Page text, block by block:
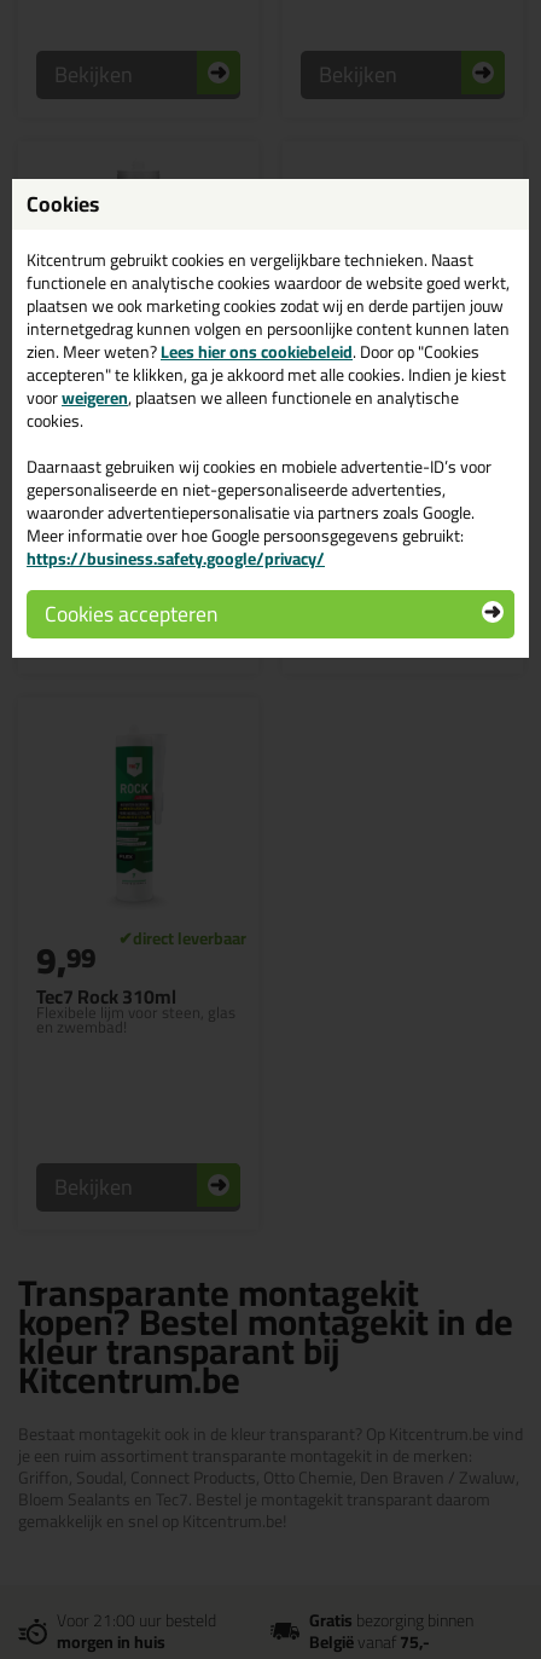
Bekijken Bekijken
Zwaluw Clear Fix koker
290ml
Glasheldere lijm voor gebruik
binnenshuis
6,39
Bekijken
koker
Transparante lijmkit voor
Acrylglas
6,49
Bekijken
Tec7 Rock 310ml
Flexibele lijm voor steen, glas
en zwembad!
9,99
Bekijken
Transparante montagekit
kopen? Bestel montagekit in de
kleur transparant bij
Kitcentrum.be
Bestaat montagekit ook in de kleur transparant? Op Kitcentrum.be vind
je een ruim assortiment transparante montagekit in de merken:
Griffon, Soudal, Connect Products, Otto Chemie, Den Braven / Zwaluw,
Bloem Sealants en Tec7. Bestel je montagekit transparant daarom
gemakkelijk en snel op Kitcentrum.be!
Voor 21:00 uur besteld
morgen in huis
Gratisbezorging binnen
Belgiëvanaf75,-
Cookies
Kitcentrum gebruikt cookies en vergelijkbare technieken. Naast
functionele en analytische cookies waardoor de website goed werkt,
plaatsen we ook marketing cookies zodat wij en derde partijen jouw
internetgedrag kunnen volgen en persoonlijke content kunnen laten
zien. Meer weten?Lees hier ons cookiebeleid. Door op "Cookies
accepteren" te klikken, ga je akkoord met alle cookies. Indien je kiest
voorweigeren, plaatsen we alleen functionele en analytische
cookies.
Daarnaast gebruiken wij cookies en mobiele advertentie-ID’s voor
gepersonaliseerde en niet-gepersonaliseerde advertenties,
waaronder advertentiepersonalisatie via partners zoals Google.
Meer informatie over hoe Google persoonsgegevens gebruikt:
https://business.safety.google/privacy/
Cookies accepteren